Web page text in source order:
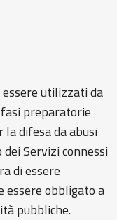
utilizzati da
preparatorie
difesa da abusi
Servizi connessi
di essere
essere obbligato a
pubbliche.